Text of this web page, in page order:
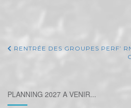
RENTRÉE DES GROUPES PERF’
PLANNING 2027 A VENIR...